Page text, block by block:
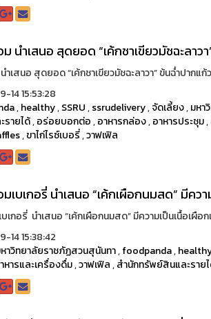
ม นำเสนอ สุดยอด “เค้กชาเขียวมัชฉะลาว
ำเสนอ สุดยอด “เค้กชาเขียวมัชฉะลาวา” ข้นฉ่ำปากแก้
14 15:53:28
,healthy,SSRU,ssrudelivery,จัดเลี้ยง,มหา
รายได้,อร่อยบอกต่อ,อาหารกล่อง,อาหารประชุม,
,ขาไก่ไรซ์เบอรี่,วาฟเฟิล
มเบเกอรี่ นำเสนอ “เค้กเผือกนมสด” มีคว
บเกอรี่ นำเสนอ “เค้กเผือกนมสด” มีความเป็นเนื้อเผือก
14 15:38:42
าวิทยาลัยราชภัฏสวนสุนันทา,foodpanda,
ารและเครื่องดื่ม,วาฟเฟิล,สำนักทรัพย์สินและราย